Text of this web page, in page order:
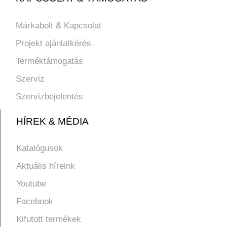
Márkabolt & Kapcsolat
Projekt ajánlatkérés
Terméktámogatás
Szerviz
Szervizbejelentés
HÍREK & MÉDIA
Katalógusok
Aktuális híreink
Youtube
Facebook
Kifutott termékek